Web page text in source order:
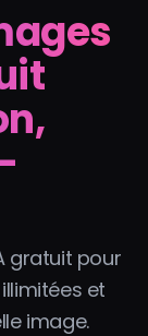
gratuit pour
et
image.